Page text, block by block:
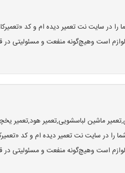
تعمیر دیده ام و کد «تعمیرکار-51036» را اعلام
است وهیچ‌گونه منفعت و مسئولیتی در
ماشین لباسشویی,تعمیر هود,تعمیر
تعمیر دیده ام و کد «تعمیرکار-10660» را اعلام
است وهیچ‌گونه منفعت و مسئولیتی در